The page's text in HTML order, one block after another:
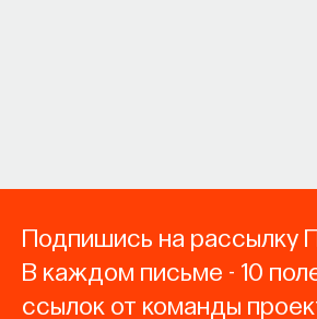
Подпишись на рассылку
В каждом письме - 10
ссылок от команды